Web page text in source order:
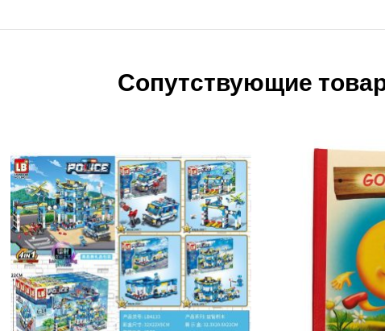
Сопутствующие